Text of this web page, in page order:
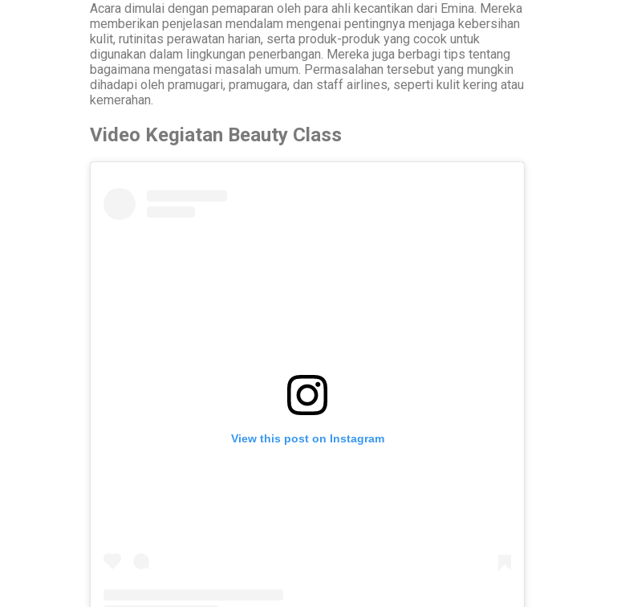
Acara dimulai dengan pemaparan oleh para ahli kecantikan dari Emina. Mereka
memberikan penjelasan mendalam mengenai pentingnya menjaga kebersihan
kulit, rutinitas perawatan harian, serta produk-produk yang cocok untuk
digunakan dalam lingkungan penerbangan. Mereka juga berbagi tips tentang
bagaimana mengatasi masalah umum. Permasalahan tersebut yang mungkin
dihadapi oleh pramugari, pramugara, dan staff airlines, seperti kulit kering atau
kemerahan.
Video Kegiatan Beauty Class
View this post on Instagram